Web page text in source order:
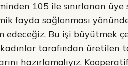
105 ile sınırlanan üye
fayda sağlanması
edeceğiz. Bu işi büyütmek
tarafından üretilen
hazırlamalıyız.